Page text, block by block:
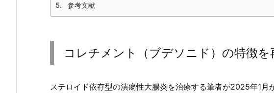
参考文献
コレチメント（ブデソニド）の特徴を
ステロイド依存型の潰瘍性大腸炎を治療する筆者が2025年1月